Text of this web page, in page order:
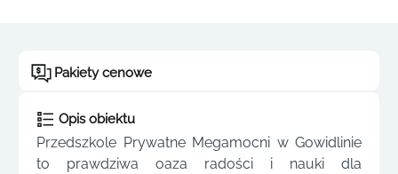
Pakiety cenowe
Opis obiektu
Przedszkole Prywatne Megamocni w Gowidlinie
to prawdziwa oaza radości i nauki dla